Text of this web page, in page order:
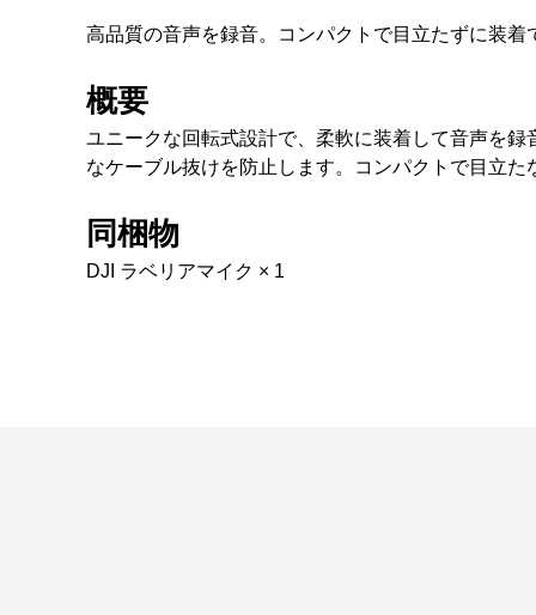
高品質の音声を録音。コンパクトで目立たずに装
概要
ユニークな回転式設計で、柔軟に装着して音声を
なケーブル抜けを防止します。コンパクトで目立
同梱物
DJI ラベリアマイク × 1